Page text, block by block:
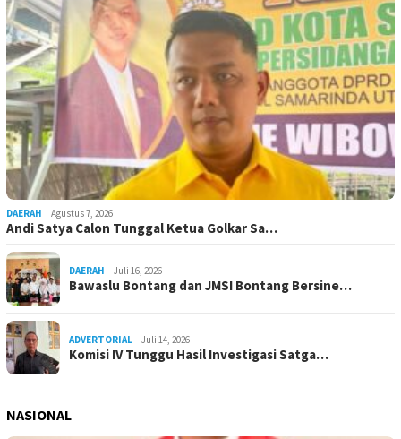
DAERAH Agustus 7, 2026
Andi Satya Calon Tunggal Ketua Golkar Sa…
DAERAH Juli 16, 2026
Bawaslu Bontang dan JMSI Bontang Bersine…
ADVERTORIAL Juli 14, 2026
Komisi IV Tunggu Hasil Investigasi Satga…
NASIONAL